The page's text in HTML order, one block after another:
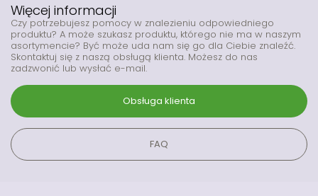
Więcej informacji
Czy potrzebujesz pomocy w znalezieniu odpowiedniego
produktu? A może szukasz produktu, którego nie ma w naszym
asortymencie? Być może uda nam się go dla Ciebie znaleźć.
Skontaktuj się z naszą obsługą klienta. Możesz do nas
zadzwonić lub wysłać e-mail.
Obsługa klienta
FAQ